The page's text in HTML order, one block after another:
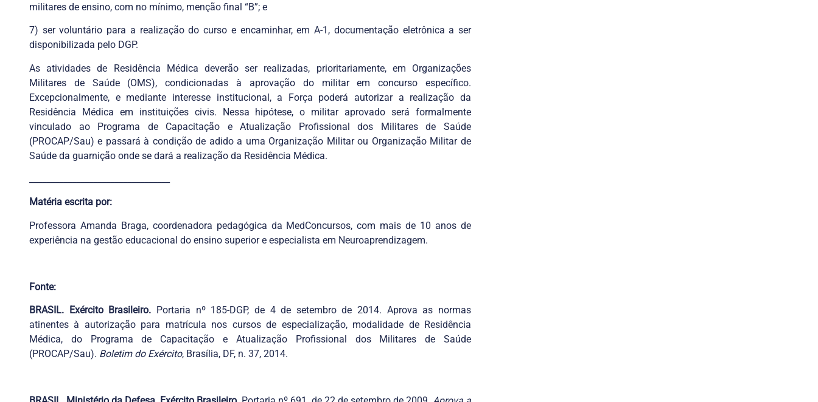
militares de ensino, com no mínimo, menção final “B”; e
7) ser voluntário para a realização do curso e encaminhar, em A-1, documentação eletrônica a ser
disponibilizada pelo DGP.
As atividades de Residência Médica deverão ser realizadas, prioritariamente, em Organizações
Militares de Saúde (OMS), condicionadas à aprovação do militar em concurso específico.
Excepcionalmente, e mediante interesse institucional, a Força poderá autorizar a realização da
Residência Médica em instituições civis. Nessa hipótese, o militar aprovado será formalmente
vinculado ao Programa de Capacitação e Atualização Profissional dos Militares de Saúde
(PROCAP/Sau) e passará à condição de adido a uma Organização Militar ou Organização Militar de
Saúde da guarnição onde se dará a realização da Residência Médica.
Matéria escrita por:
Professora Amanda Braga, coordenadora pedagógica da MedConcursos, com mais de 10 anos de
experiência na gestão educacional do ensino superior e especialista em Neuroaprendizagem.
Fonte:
BRASIL. Exército Brasileiro. Portaria nº 185-DGP, de 4 de setembro de 2014. Aprova as normas
atinentes à autorização para matrícula nos cursos de especialização, modalidade de Residência
Médica, do Programa de Capacitação e Atualização Profissional dos Militares de Saúde
(PROCAP/Sau). Boletim do Exército, Brasília, DF, n. 37, 2014.